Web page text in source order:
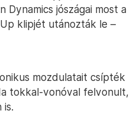
jószágai most a
klipjét utánozták le –
mozdulatait csípték
tokkal-vonóval felvonult,
is.